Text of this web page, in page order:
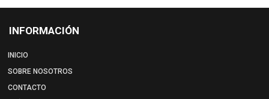
INFORMACIÓN
INICIO
SOBRE NOSOTROS
CONTACTO